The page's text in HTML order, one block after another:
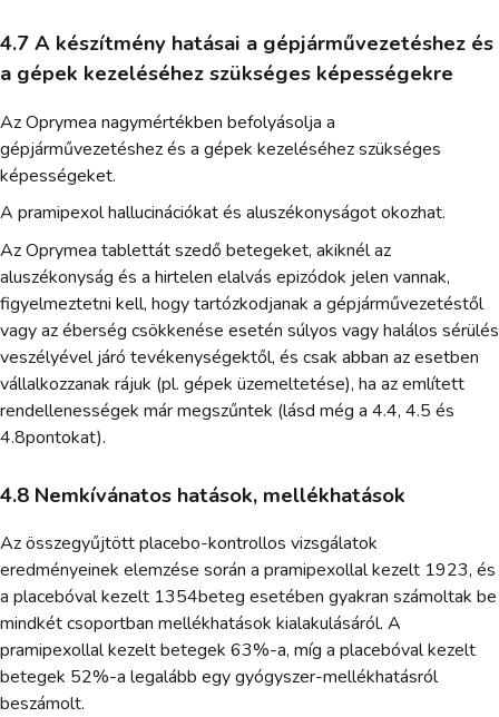
4.7 A készítmény hatásai a gépjárművezetéshez és
a gépek kezeléséhez szükséges képességekre
Az Oprymea nagymértékben befolyásolja a
gépjárművezetéshez és a gépek kezeléséhez szükséges
képességeket.
A pramipexol hallucinációkat és aluszékonyságot okozhat.
Az Oprymea tablettát szedő betegeket, akiknél az
aluszékonyság és a hirtelen elalvás epizódok jelen vannak,
figyelmeztetni kell, hogy tartózkodjanak a gépjárművezetéstől
vagy az éberség csökkenése esetén súlyos vagy halálos sérülés
veszélyével járó tevékenységektől, és csak abban az esetben
vállalkozzanak rájuk (pl. gépek üzemeltetése), ha az említett
rendellenességek már megszűntek (lásd még a 4.4, 4.5 és
4.8pontokat).
4.8 Nemkívánatos hatások, mellékhatások
Az összegyűjtött placebo-kontrollos vizsgálatok
eredményeinek elemzése során a pramipexollal kezelt 1923, és
a placebóval kezelt 1354beteg esetében gyakran számoltak be
mindkét csoportban mellékhatások kialakulásáról. A
pramipexollal kezelt betegek 63%-a, míg a placebóval kezelt
betegek 52%-a legalább egy gyógyszer-mellékhatásról
beszámolt.